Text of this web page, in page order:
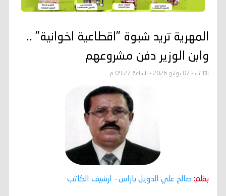
المهرية تريد شبوة "اقطاعية اخوانية" ..
وابن الوزير دفن مشروعهم
الثلاثاء - 07 يوليو 2026 - الساعة 09:27 م
بقلم: صالح علي الدويل باراس - ارشيف الكاتب